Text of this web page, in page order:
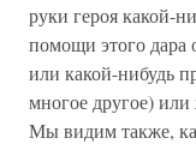
руки героя какой-
помощи этого дара
или какой-нибудь
многое другое)
Мы видим также,